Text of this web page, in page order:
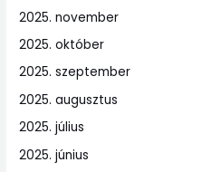
2025. november
2025. október
2025. szeptember
2025. augusztus
2025. július
2025. június